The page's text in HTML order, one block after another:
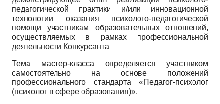
педагогической практики и/или инновационной
технологии оказания психолого-педагогической
помощи участникам образовательных отношений,
осуществляемых в рамках профессиональной
деятельности Конкурсанта.
Тема мастер-класса определяется участником
самостоятельно на основе положений
профессионального стандарта «Педагог-психолог
(психолог в сфере образования)».